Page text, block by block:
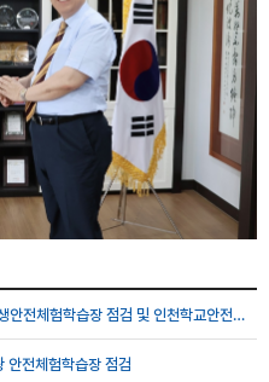
2023.7.24. 이사장, 인천 학생안전체험학습장 점검 및 인천학교안전공제회 방문
전체험학습장 점검